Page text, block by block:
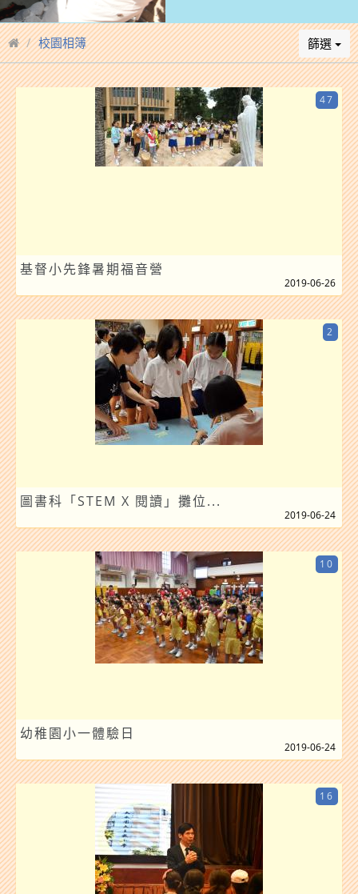
校園相簿 篩選
基督小先鋒暑期福音營
47
2019-06-26
圖書科「STEM X 閱讀」攤位...
2
2019-06-24
幼稚園小一體驗日
10
2019-06-24
16